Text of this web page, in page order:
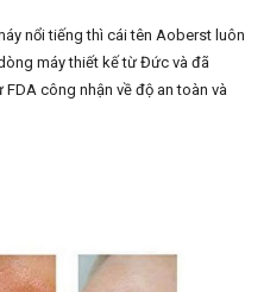
nổi tiếng thì cái tên Aoberst luôn
máy thiết kế từ Đức và đã
công nhận về độ an toàn và